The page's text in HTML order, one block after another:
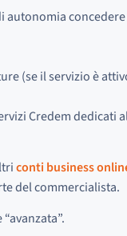
autonomia
(se il servizio è
Credem dedicati
conti business
del commercialista.